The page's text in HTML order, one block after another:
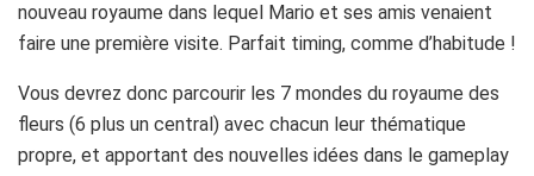
nouveau royaume dans lequel Mario et ses amis venaient
faire une première visite. Parfait timing, comme d’habitude !
Vous devrez donc parcourir les 7 mondes du royaume des
fleurs (6 plus un central) avec chacun leur thématique
propre, et apportant des nouvelles idées dans le gameplay